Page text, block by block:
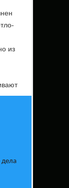
из
дела